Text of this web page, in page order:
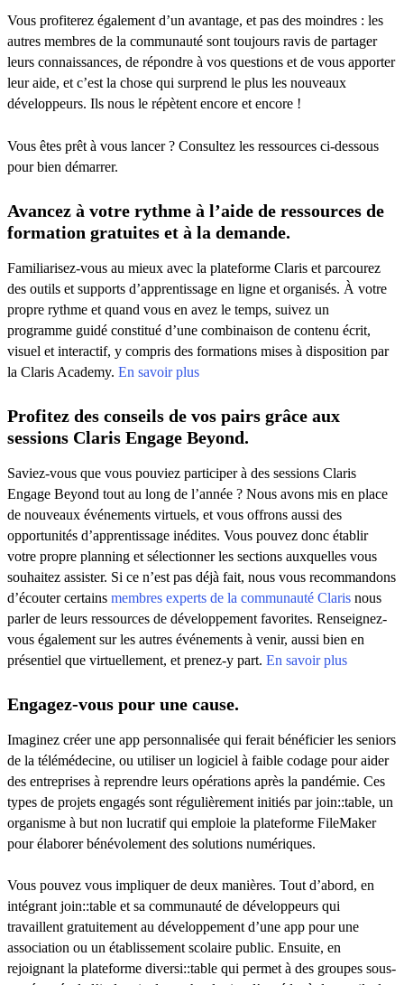
Vous profiterez également d’un avantage, et pas des moindres : les
autres membres de la communauté sont toujours ravis de partager
leurs connaissances, de répondre à vos questions et de vous apporter
leur aide, et c’est la chose qui surprend le plus les nouveaux
développeurs. Ils nous le répètent encore et encore !
Vous êtes prêt à vous lancer ? Consultez les ressources ci-dessous
pour bien démarrer.
Avancez à votre rythme à l’aide de ressources de
formation gratuites et à la demande.
Familiarisez-vous au mieux avec la plateforme Claris et parcourez
des outils et supports d’apprentissage en ligne et organisés. À votre
propre rythme et quand vous en avez le temps, suivez un
programme guidé constitué d’une combinaison de contenu écrit,
visuel et interactif, y compris des formations mises à disposition par
la Claris Academy. En savoir plus
Profitez des conseils de vos pairs grâce aux
sessions Claris Engage Beyond.
Saviez-vous que vous pouviez participer à des sessions Claris
Engage Beyond tout au long de l’année ? Nous avons mis en place
de nouveaux événements virtuels, et vous offrons aussi des
opportunités d’apprentissage inédites. Vous pouvez donc établir
votre propre planning et sélectionner les sections auxquelles vous
souhaitez assister. Si ce n’est pas déjà fait, nous vous recommandons
d’écouter certains membres experts de la communauté Claris nous
parler de leurs ressources de développement favorites. Renseignez-
vous également sur les autres événements à venir, aussi bien en
présentiel que virtuellement, et prenez-y part. En savoir plus
Engagez-vous pour une cause.
Imaginez créer une app personnalisée qui ferait bénéficier les seniors
de la télémédecine, ou utiliser un logiciel à faible codage pour aider
des entreprises à reprendre leurs opérations après la pandémie. Ces
types de projets engagés sont régulièrement initiés par join::table, un
organisme à but non lucratif qui emploie la plateforme FileMaker
pour élaborer bénévolement des solutions numériques.
Vous pouvez vous impliquer de deux manières. Tout d’abord, en
intégrant join::table et sa communauté de développeurs qui
travaillent gratuitement au développement d’une app pour une
association ou un établissement scolaire public. Ensuite, en
rejoignant la plateforme diversi::table qui permet à des groupes sous-